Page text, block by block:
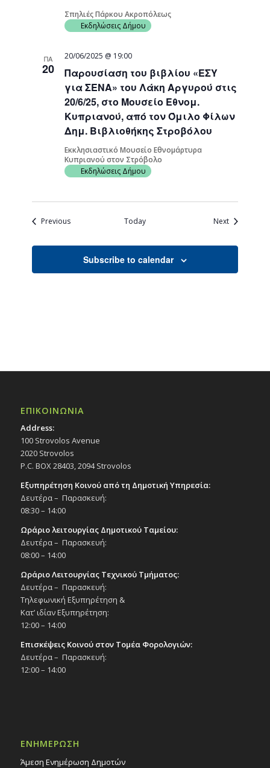
Σπηλιές Πάρκου Ακροπόλεως
Εκδηλώσεις Δήμου
ΠΑ
20
Παρουσίαση του βιβλίου «ΕΣΥ
για ΣΕΝΑ» του Λάκη Αργυρού στις
20/6/25, στο Μουσείο Εθνομ.
Κυπριανού, από τον Όμιλο Φίλων
Δημ. Βιβλιοθήκης Στροβόλου
20/06/2025 @ 19:00
Εκκλησιαστικό Μουσείο Εθνομάρτυρα
Κυπριανού στον Στρόβολο
Εκδηλώσεις Δήμου
PreviousEvents Today NextEvents
Subscribe to calendar
ΕΠΙΚΟΙΝΩΝΙΑ
Address:
100 Strovolos Avenue
2020 Strovolos
P.C. BOX 28403, 2094 Strovolos
Εξυπηρέτηση Κοινού από τη Δημοτική Υπηρεσία:
Δευτέρα – Παρασκευή:
08:30 – 14:00
Ωράριο λειτουργίας Δημοτικού Ταμείου:
Δευτέρα – Παρασκευή:
08:00 – 14:00
Ωράριο Λειτουργίας Τεχνικού Τμήματος:
Δευτέρα – Παρασκευή:
Τηλεφωνική Εξυπηρέτηση &
Κατ’ ιδίαν Εξυπηρέτηση:
12:00 – 14:00
Επισκέψεις Κοινού στον Τομέα Φορολογιών:
Δευτέρα – Παρασκευή:
12:00 – 14:00
ΕΝΗΜΕΡΩΣΗ
Άμεση Ενημέρωση Δημοτών